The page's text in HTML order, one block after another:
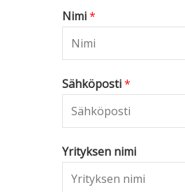
Nimi*
Sähköposti*
Yrityksen nimi